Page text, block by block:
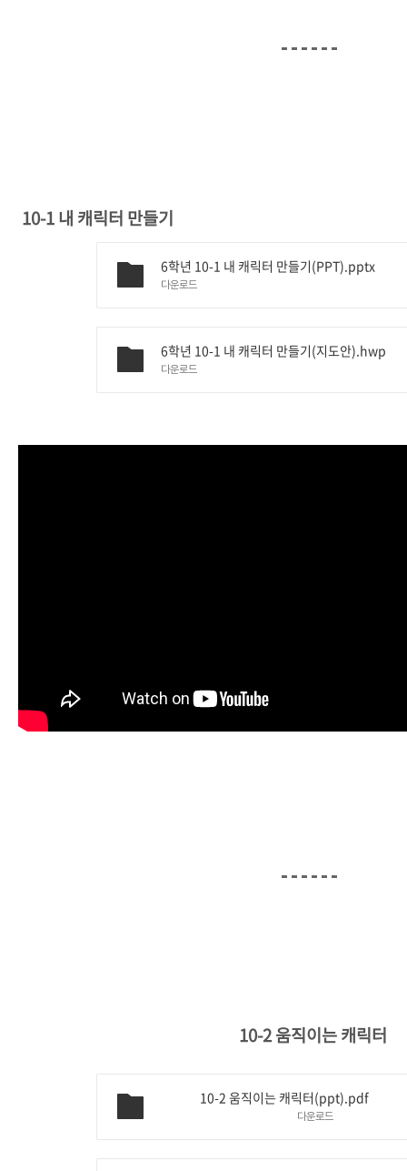
10-1 내 캐릭터 만들기
6학년 10-1 내 캐릭터 만들기(PPT).pptx
다운로드
6학년 10-1 내 캐릭터 만들기(지도안).hwp
다운로드
10-2 움직이는 캐릭터
10-2 움직이는 캐릭터(ppt).pdf
다운로드